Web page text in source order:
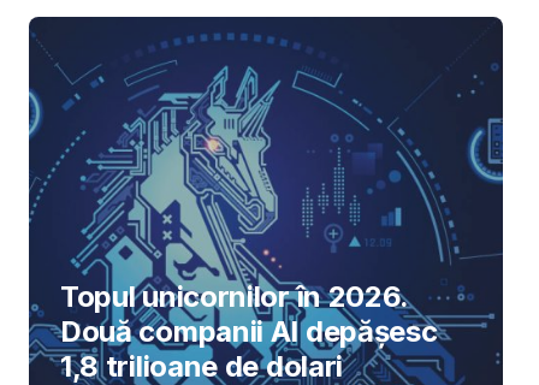
Topul unicornilor în 2026.
Două companii AI depășesc
1,8 trilioane de dolari